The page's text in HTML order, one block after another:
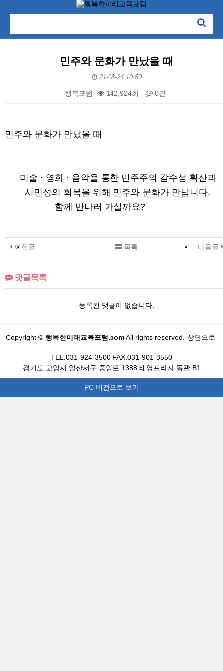
민주와 문화가 만났을 때
21-08-24 10:50
행복포럼 142,924회 0건
민주와 문화가 만났을 때
미술 · 영화 · 음악을 통한 민주주의 감수성 확산과
시민성의 회복을 위해 민주와 문화가 만납니다.
함께 만나러 가실까요?
이전글 다음글
목록
댓글목록
등록된 댓글이 없습니다.
Copyright © 행복한미래교육포럼.comAll rights reserved. 상단으로
TEL.031-924-3500 FAX.031-901-3550
경기도 고양시 일산서구 중앙로 1388 태영프라자 동관 B1
PC 버전으로 보기